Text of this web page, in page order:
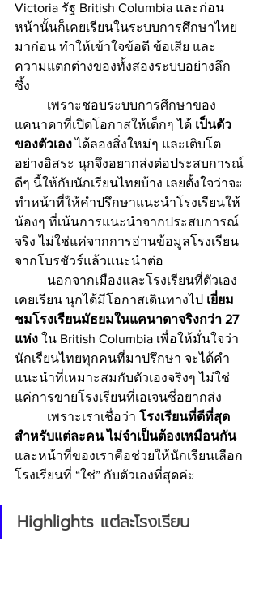
Victoria รัฐ British Columbia และก่อน
หน้านั้นก็เคยเรียนในระบบการศึกษาไทย
มาก่อน ทำให้เข้าใจข้อดี ข้อเสีย และ
ความแตกต่างของทั้งสองระบบอย่างลึก
ซึ้ง
แคนาดาที่เปิดโอกาสให้เด็กๆ ได้ เป็นตัว
ของตัวเอง ได้ลองสิ่งใหม่ๆ และเติบโต
อย่างอิสระ นุกจึงอยากส่งต่อประสบการณ์
ดีๆ นี้ให้กับนักเรียนไทยบ้าง เลยตั้งใจว่าจะ
ทำหน้าที่ให้คำปรึกษาแนะนำโรงเรียนให้
น้องๆ ที่เน้นการแนะนำจากประสบการณ์
จริง ไม่ใช่แค่จากการอ่านข้อมูลโรงเรียน
จากโบรชัวร์แล้วแนะนำต่อ
เคยเรียน นุกได้มีโอกาสเดินทางไป เยี่ยม
ชมโรงเรียนมัธยมในแคนาดาจริงกว่า 27
แห่ง ใน British Columbia เพื่อให้มั่นใจว่า
นักเรียนไทยทุกคนที่มาปรึกษา จะได้คำ
แนะนำที่เหมาะสมกับตัวเองจริงๆ ไม่ใช่
แค่การขายโรงเรียนที่เอเจนซี่อยากส่ง
	เพราะเราเชื่อว่า
โรงเรียนที่ดีที่สุด
สำหรับแต่ละคน ไม่จำเป็นต้องเหมือนกัน
และหน้าที่ของเราคือช่วยให้นักเรียนเลือก
โรงเรียนที่ “ใช่” กับตัวเองที่สุดค่ะ
Highlights แต่ละโรงเรียน